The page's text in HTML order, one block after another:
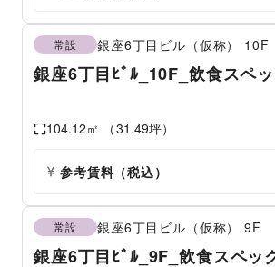
常設 銀座6丁目ビル（仮称） 10F
銀座6丁目ﾋﾞﾙ_10F_飲食スペ
104.12㎡ （31.49坪）
参考賃料（税込）
常設 銀座6丁目ビル（仮称） 9F
銀座6丁目ﾋﾞﾙ_9F_飲食スペッ